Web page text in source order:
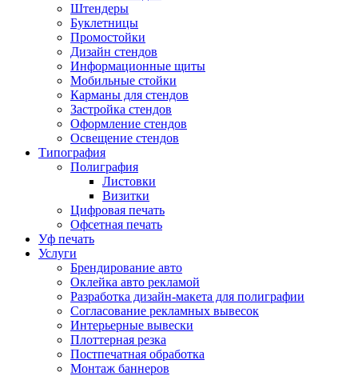
Штендеры
Буклетницы
Промостойки
Дизайн стендов
Информационные щиты
Мобильные стойки
Карманы для стендов
Застройка стендов
Оформление стендов
Освещение стендов
Типография
Полиграфия
Листовки
Визитки
Цифровая печать
Офсетная печать
Уф печать
Услуги
Брендирование авто
Оклейка авто рекламой
Разработка дизайн-макета для полиграфии
Согласование рекламных вывесок
Интерьерные вывески
Плоттерная резка
Постпечатная обработка
Монтаж баннеров